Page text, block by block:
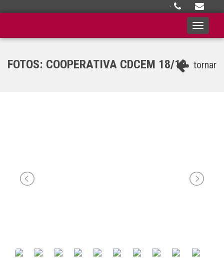
·
Toggle
tornar
FOTOS: COOPERATIVA CDCEM 18/19